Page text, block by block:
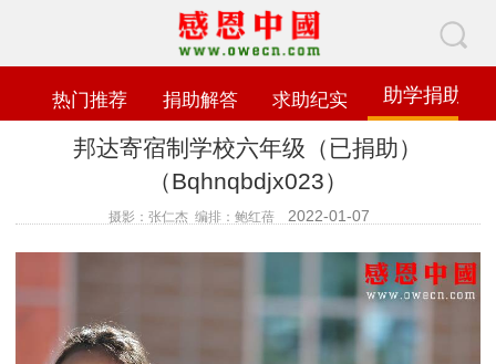
热门推荐 捐助解答 求助纪实 助学捐助
邦达寄宿制学校六年级（已捐助）
（Bqhnqbdjx023）
摄影：张仁杰 编排：鲍红蓓 2022-01-07